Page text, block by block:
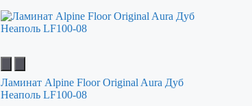
Ламинат Alpine Floor Original Aura Дуб
Неаполь LF100-08